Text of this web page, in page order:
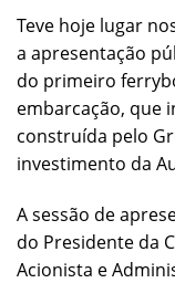
Teve hoje lugar
a apresentação
do primeiro
embarcação, que
construída pelo
investimento da
A sessão de
do Presidente da
Acionista e